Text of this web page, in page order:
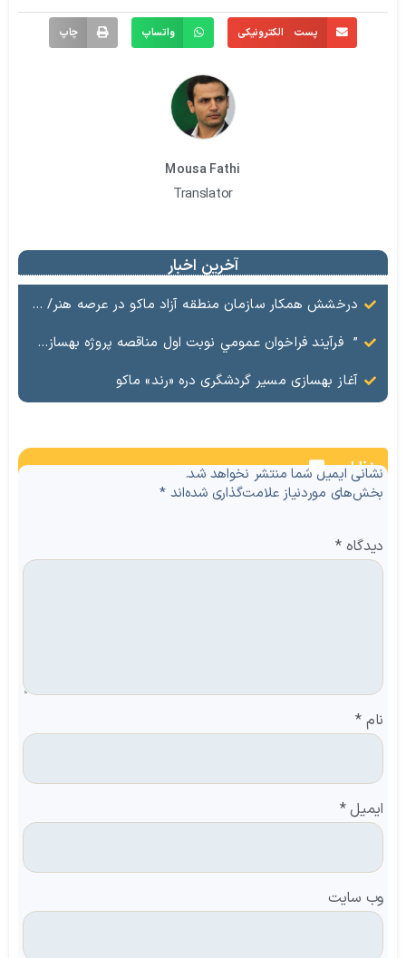
پست الکترونیکی واتساپ چاپ
Mousa Fathi
Translator
آخرین اخبار
درخشش همکار سازمان منطقه آزاد ماکو در عرصه هنر/ مستند تاریخی «زری خانم» به کارگردانی احد عبادی رونمایی شد
” فرآيند فراخوان عمومي نوبت اول مناقصه پروژه بهسازي و آسفالت راه و پاركينگ مجموعه آب درماني شهرستان شوط منطقه آزاد ماكو “
آغاز بهسازی مسیر گردشگری دره «رند» ماکو
نظرات
نشانی ایمیل شما منتشر نخواهد شد.
بخش‌های موردنیاز علامت‌گذاری شده‌اند*
دیدگاه*
نام *
ایمیل*
وب‌ سایت